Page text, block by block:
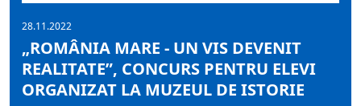
28.11.2022
„ROMÂNIA MARE - UN VIS DEVENIT
REALITATE”, CONCURS PENTRU ELEVI
ORGANIZAT LA MUZEUL DE ISTORIE